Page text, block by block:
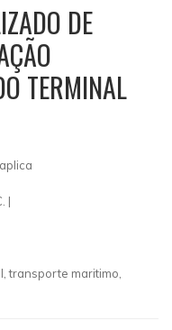
DE
TERMINAL
|
transporte maritimo,